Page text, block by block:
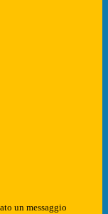
un messaggio